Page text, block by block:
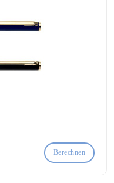
Berechnen